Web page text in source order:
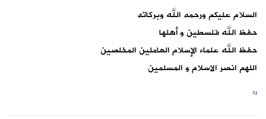
السلام عليكم ورحمه الله وبركاته
حفظ الله فلسطين و أهلها
حفظ الله علماء الإسلام العاملين المخلصين
اللهم انصر الاسلام و المسلمين
رد